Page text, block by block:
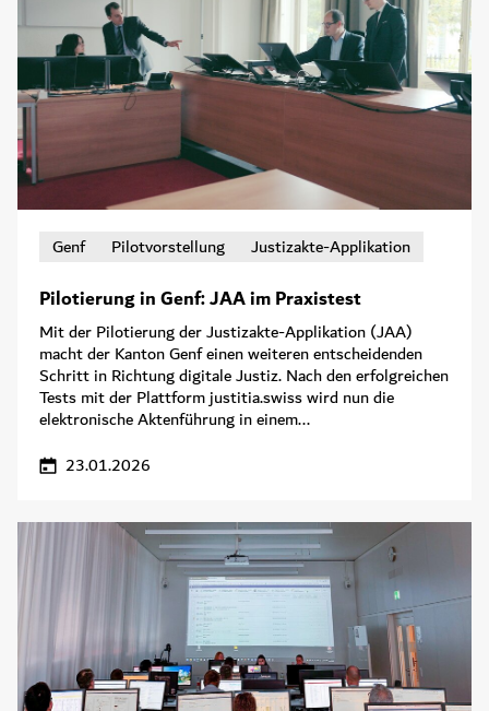
Genf Pilotvorstellung Justizakte-Applikation
Pilotierung in Genf: JAA im Praxistest
Mit der Pilotierung der Justizakte-Applikation (JAA)
macht der Kanton Genf einen weiteren entscheidenden
Schritt in Richtung digitale Justiz. Nach den erfolgreichen
Tests mit der Plattform justitia.swiss wird nun die
elektronische Aktenführung in einem...
23.01.2026